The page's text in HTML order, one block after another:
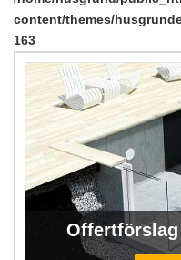
content/themes/
163